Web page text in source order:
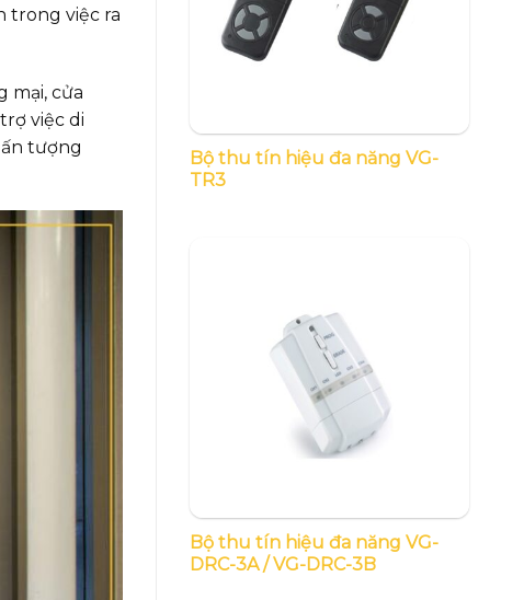
trong việc ra
mại, cửa
việc di
tượng
Bộ thu tín hiệu đa năng VG-
TR3
Bộ thu tín hiệu đa năng VG-
DRC-3A / VG-DRC-3B